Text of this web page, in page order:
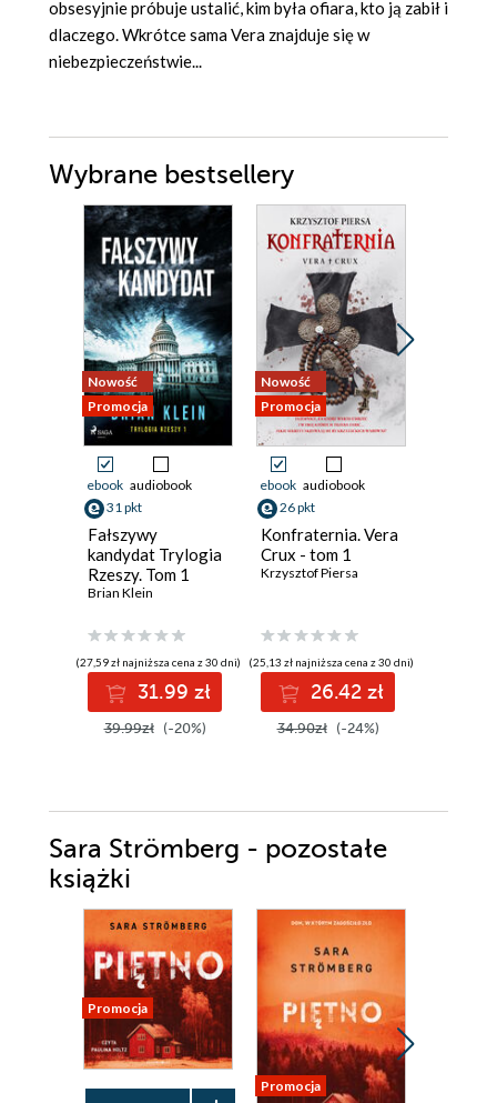
obsesyjnie próbuje ustalić, kim była ofiara, kto ją zabił i
dlaczego. Wkrótce sama Vera znajduje się w
niebezpieczeństwie...
Wybrane bestsellery
Nowość
Promocja
ebook audiobook
31 pkt
Fałszywy
kandydat Trylogia
Rzeszy. Tom 1
Brian Klein
(27,59 zł najniższa cena z 30 dni)
31.99 zł
39.99zł (-20%)
Nowość
Promocja
ebook audiobook
26 pkt
Konfraternia. Vera
Crux - tom 1
Krzysztof Piersa
(25,13 zł najniższa cena z 30 dni)
26.42 zł
34.90zł (-24%)
Sara Strömberg - pozostałe
książki
Promocja
Promocja